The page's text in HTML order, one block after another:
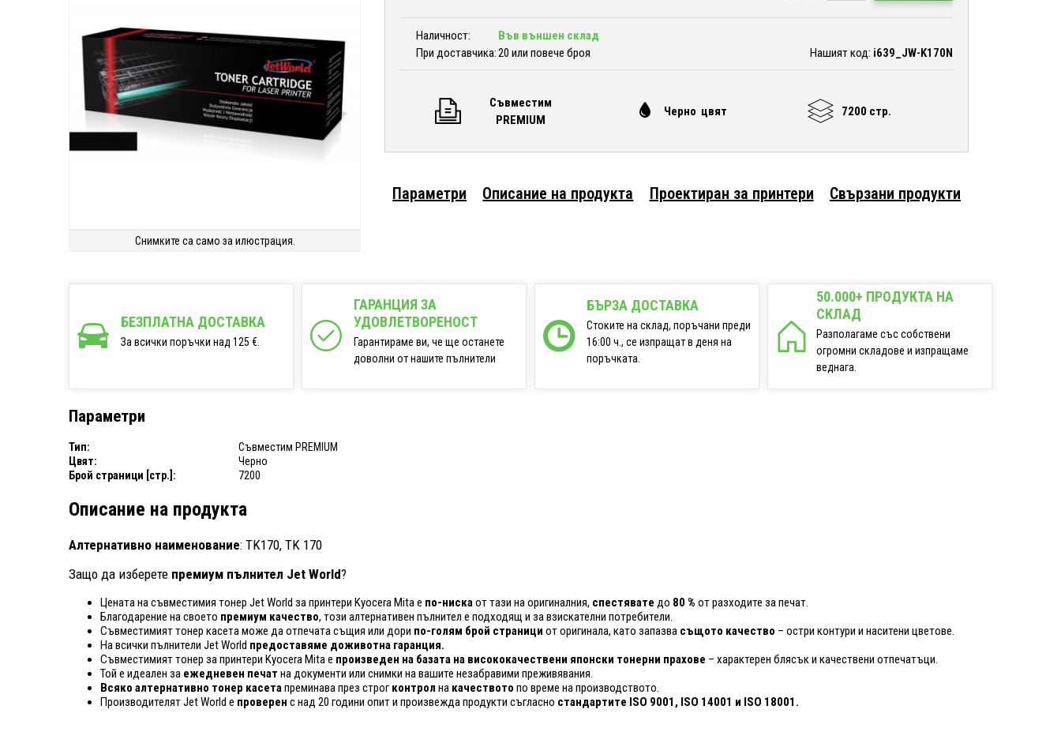
Снимките са само за илюстрация.
Наличност:
Във външен склад
При доставчика:20 или повече броя Нашият код: i639_JW-K170N
Съвместим
PREMIUM
Черно цвят 7200 стр.
Параметри Описание на продукта Проектиран за принтери Свързани продукти
БЕЗПЛАТНА ДОСТАВКА
За всички поръчки над 125 €.
ГАРАНЦИЯ ЗА
УДОВЛЕТВОРЕНОСТ
Гарантираме ви, че ще останете
доволни от нашите пълнители
БЪРЗА ДОСТАВКА
Стоките на склад, поръчани преди
16:00 ч., се изпращат в деня на
поръчката.
50.000+ ПРОДУКТА НА
СКЛАД
Разполагаме със собствени
огромни складове и изпращаме
веднага.
Параметри
Тип:
Съвместим PREMIUM
Цвят:
Черно
Брой страници [стр.]:
7200
Описание на продукта
Алтернативно наименование: TK170, TK 170
Защо да изберете премиум пълнител Jet World?
Цената на съвместимия тонер Jet World за принтери Kyocera Mita е по-нискаот тази на оригиналния, спестявате до 80 % от разходите за печат.
Благодарение на своето премиум качество, този алтернативен пълнител е подходящ и за взискателни потребители.
Съвместимият тонер касета може да отпечата същия или дори по-голям брой страници от оригинала, като запазва същото качество – остри контури и наситени цветове.
На всички пълнители Jet World предоставяме доживотна гаранция.
Съвместимият тонер за принтери Kyocera Mita е произведен на базата на висококачествени японски тонерни прахове – характерен блясък и качествени отпечатъци.
Той е идеален за ежедневен печат на документи или снимки на вашите незабравими преживявания.
Всяко алтернативно тонер касетапреминава през строг контрол на качеството по време на производството.
Производителят Jet World е проверен с над 20 години опит и произвежда продукти съгласно стандартите ISO 9001, ISO 14001 и ISO 18001.